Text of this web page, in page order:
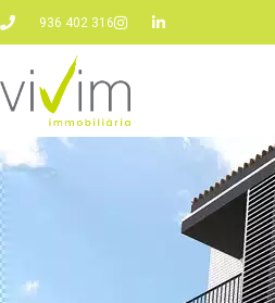
936 402 316